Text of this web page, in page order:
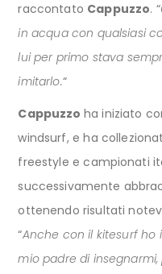
raccontato Cappuzzo. “
in acqua con qualsiasi
lui per primo stava
imitarlo.“
Cappuzzo ha iniziato
windsurf, e ha
freestyle e campionati
successivamente
ottenendo risultati
“Anche con il kitesurf ho
mio padre di